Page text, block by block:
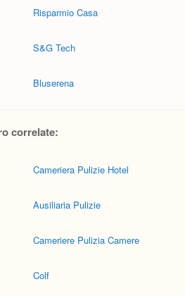
Risparmio Casa
S&G Tech
Bluserena
correlate:
Cameriera Pulizie Hotel
Ausiliaria Pulizie
Cameriere Pulizia Camere
Colf